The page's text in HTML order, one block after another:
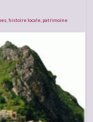
histoire locale patrimoine